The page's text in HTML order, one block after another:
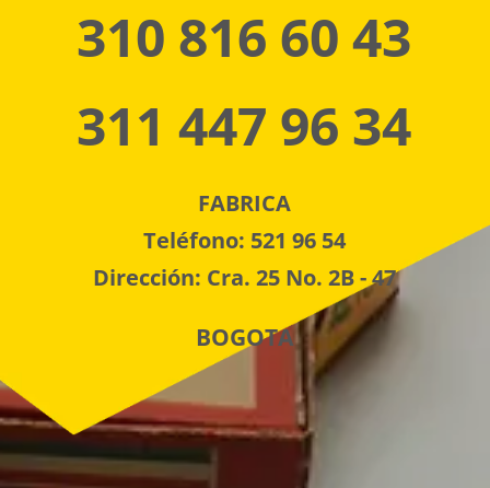
310 816 60 43
311 447 96 34
FABRICA
Teléfono: 521 96 54
Dirección: Cra. 25 No. 2B - 47
BOGOTA